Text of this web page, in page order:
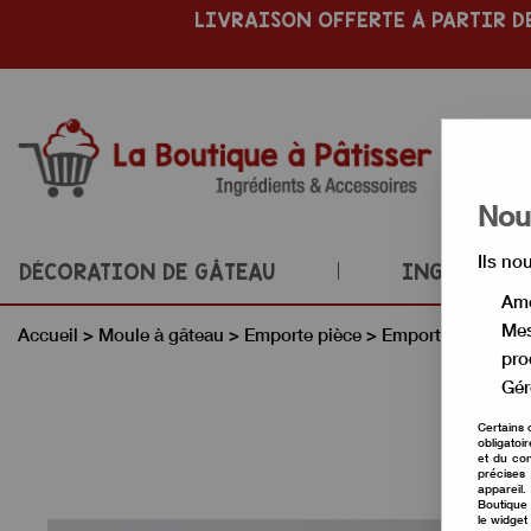
LIVRAISON OFFERTE À PARTIR
DÉCORATION DE GÂTEAU
Accueil > Moule à gâteau > Emporte pièce > Emporte pièce
Ils
Certains
et du
le widget